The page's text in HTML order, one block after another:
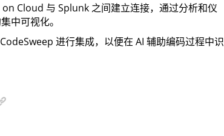
on Cloud 与 Splunk 之间建立连接，通过分析和仪
中可视化。
进行集成，以便在 AI 辅助编码过程中识